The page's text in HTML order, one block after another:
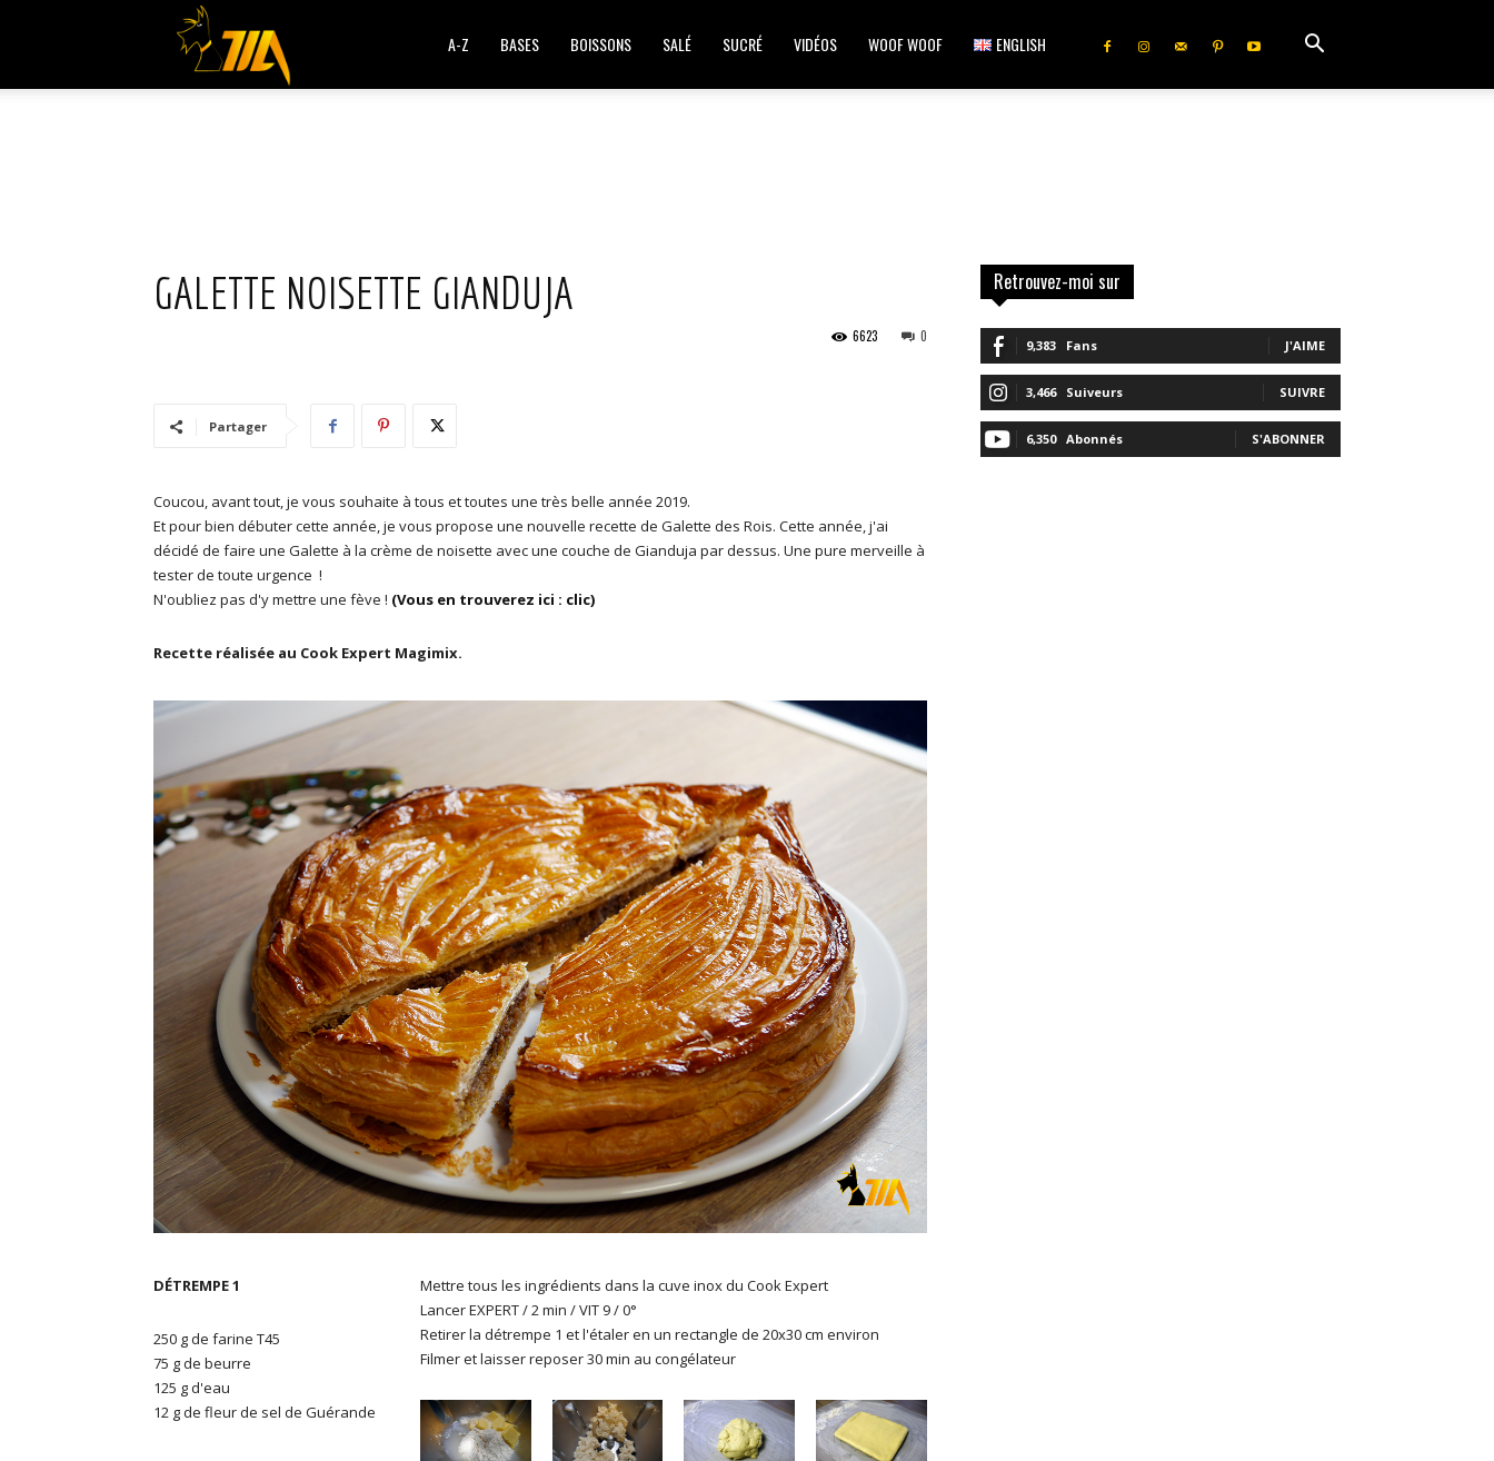
A-Z BASES BOISSONS SALÉ SUCRÉ VIDÉOS WOOF WOOF ENGLISH
GALETTE NOISETTE GIANDUJA
0
6623
Partager
Coucou, avant tout, je vous souhaite à tous et toutes une très belle année 2019.
Et pour bien débuter cette année, je vous propose une nouvelle recette de Galette des Rois. Cette année, j'ai
décidé de faire une Galette à la crème de noisette avec une couche de Gianduja par dessus. Une pure merveille à
tester de toute urgence !
N'oubliez pas d'y mettre une fève ! (Vous en trouverez ici : clic)
Recette réalisée au Cook Expert Magimix.
DÉTREMPE 1
250 g de farine T45
75 g de beurre
125 g d'eau
12 g de fleur de sel de Guérande
Mettre tous les ingrédients dans la cuve inox du Cook Expert
Lancer EXPERT / 2 min / VIT 9 / 0°
Retirer la détrempe 1 et l'étaler en un rectangle de 20x30 cm environ
Filmer et laisser reposer 30 min au congélateur
Retrouvez-moi sur
9,383 Fans J'AIME
3,466 Suiveurs SUIVRE
6,350 Abonnés S'ABONNER